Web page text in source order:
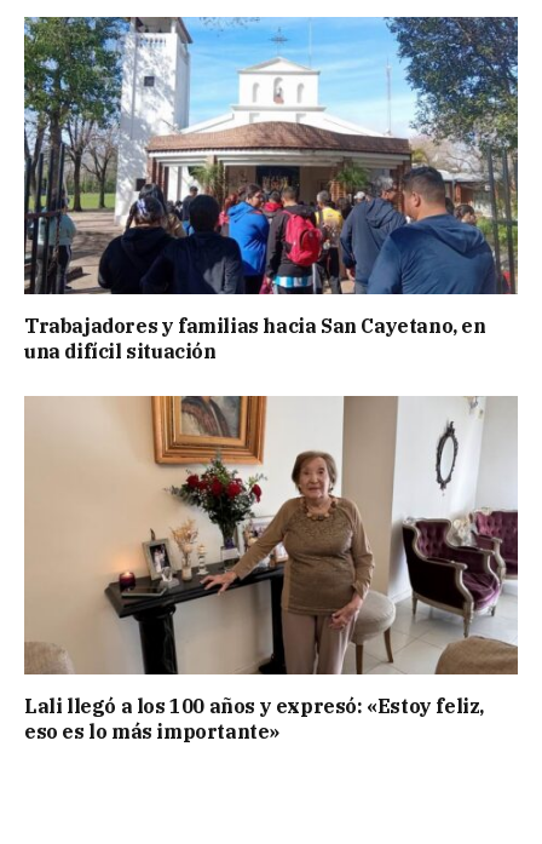
Trabajadores y familias hacia San Cayetano, en
una difícil situación
Lali llegó a los 100 años y expresó: «Estoy feliz,
eso es lo más importante»